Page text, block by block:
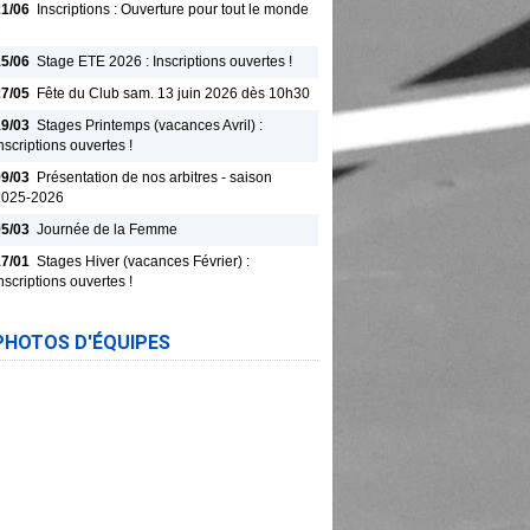
06 Inscriptions : Ouverture pour tout le monde
06 Stage ETE 2026 : Inscriptions ouvertes !
05 Fête du Club sam. 13 juin 2026 dès 10h30
03 Stages Printemps (vacances Avril) :
ouvertes !
03 Présentation de nos arbitres - saison
2026
03 Journée de la Femme
01 Stages Hiver (vacances Février) :
ouvertes !
D'ÉQUIPES